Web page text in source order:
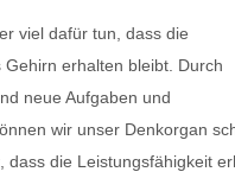
viel dafür tun, dass die
erhalten bleibt. Durch
neue Aufgaben und
wir unser Denkorgan
dass die Leistungsfähigkeit